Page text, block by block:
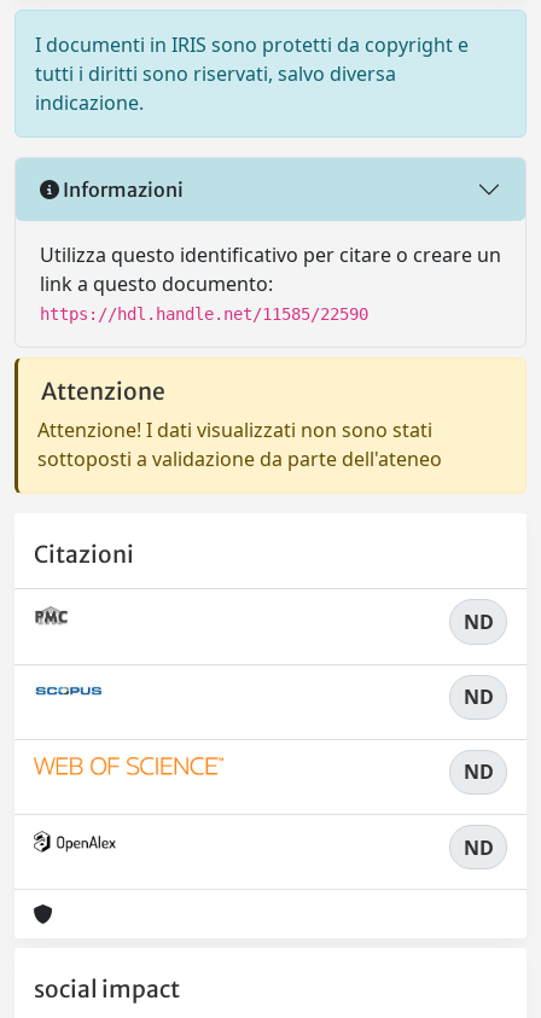
I documenti in IRIS sono protetti da copyright e
tutti i diritti sono riservati, salvo diversa
indicazione.
Informazioni
Utilizza questo identificativo per citare o creare un
link a questo documento:
https://hdl.handle.net/11585/22590
Attenzione
Attenzione! I dati visualizzati non sono stati
sottoposti a validazione da parte dell'ateneo
Citazioni
ND
ND
ND
ND
social impact